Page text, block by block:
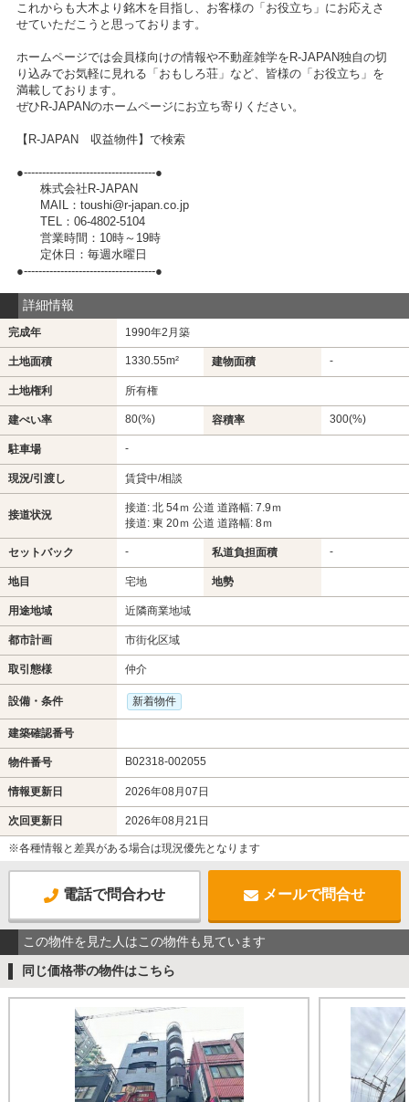
これからも大木より銘木を目指し、お客様の「お役立ち」にお応えさ
せていただこうと思っております。
ホームページでは会員様向けの情報や不動産雑学をR-JAPAN独自の切
り込みでお気軽に見れる「おもしろ荘」など、皆様の「お役立ち」を
満載しております。
ぜひR-JAPANのホームページにお立ち寄りください。
【R-JAPAN 収益物件】で検索
●------------------------------------●
株式会社R-JAPAN
MAIL：toushi@r-japan.co.jp
TEL：06-4802-5104
営業時間：10時～19時
定休日：毎週水曜日
●------------------------------------●
詳細情報
完成年 1990年2月築
土地面積 1330.55m² 建物面積 -
土地権利 所有権
建ぺい率 80(%) 容積率 300(%)
駐車場 -
現況/引渡し 賃貸中/相談
接道状況
接道: 北 54ｍ 公道 道路幅: 7.9ｍ
接道: 東 20ｍ 公道 道路幅: 8ｍ
セットバック - 私道負担面積 -
地目 宅地 地勢
用途地域 近隣商業地域
都市計画 市街化区域
取引態様 仲介
設備・条件 新着物件
建築確認番号
物件番号 B02318-002055
情報更新日 2026年08月07日
次回更新日 2026年08月21日
※各種情報と差異がある場合は現況優先となります
電話で問合わせ メールで問合せ
この物件を見た人はこの物件も見ています
同じ価格帯の物件はこちら